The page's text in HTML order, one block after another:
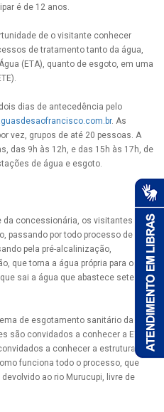
é de 12 anos.
de o visitante conhecer
de tratamento tanto da água,
(ETA), quanto de esgoto, em uma
dias de antecedência pelo
. As
vez, grupos de até 20 pessoas. A
das 9h às 12h, e das 15h às 17h, de
de água e esgoto.
da concessionária, os visitantes
passando por todo processo de
pela pré-alcalinização,
que torna a água própria para o
sai a água que abastece sete
de esgotamento sanitário da
são convidados a conhecer a ETE
a conhecer a estrutura de
funciona todo o processo, que
ao rio Murucupi, livre de